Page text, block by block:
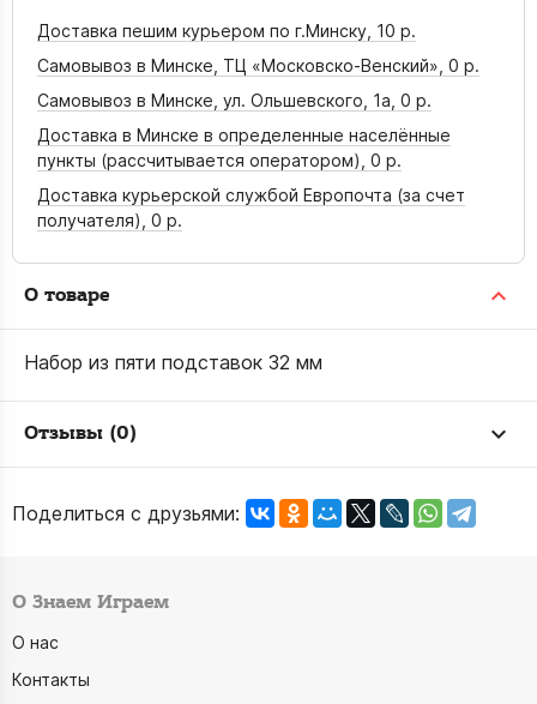
Доставка пешим курьером по г.Минску, 10 р.
Самовывоз в Минске, ТЦ «Московско-Венский», 0 р.
Самовывоз в Минске, ул. Ольшевского, 1а, 0 р.
Доставка в Минске в определенные населённые
пункты (рассчитывается оператором), 0 р.
Доставка курьерской службой Европочта (за счет
получателя), 0 р.
О товаре
Набор из пяти подставок 32 мм
Отзывы (0)
Поделиться с друзьями:
О Знаем Играем
О нас
Контакты